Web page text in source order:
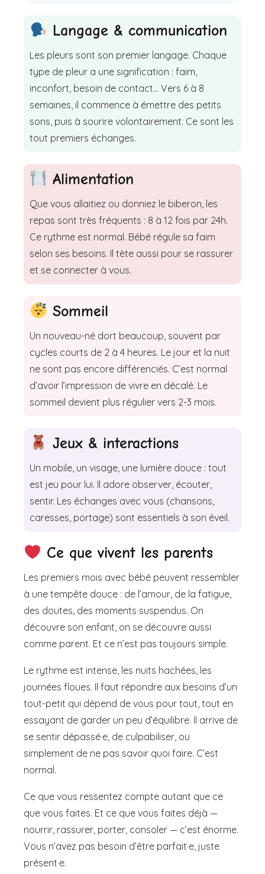
Langage & communication
Les pleurs sont son premier langage. Chaque
type de pleur a une signification : faim,
inconfort, besoin de contact… Vers 6 à 8
semaines, il commence à émettre des petits
sons, puis à sourire volontairement. Ce sont les
tout premiers échanges.
Alimentation
Que vous allaitiez ou donniez le biberon, les
repas sont très fréquents : 8 à 12 fois par 24h.
Ce rythme est normal. Bébé régule sa faim
selon ses besoins. Il tète aussi pour se rassurer
et se connecter à vous.
Jeux & interactions
Un mobile, un visage, une lumière douce : tout
est jeu pour lui. Il adore observer, écouter,
sentir. Les échanges avec vous (chansons,
caresses, portage) sont essentiels à son éveil.
Sommeil
Un nouveau-né dort beaucoup, souvent par
cycles courts de 2 à 4 heures. Le jour et la nuit
ne sont pas encore différenciés. C’est normal
d’avoir l’impression de vivre en décalé. Le
sommeil devient plus régulier vers 2-3 mois.
Ce que vivent les parents
Les premiers mois avec bébé peuvent ressembler
à une tempête douce : de l’amour, de la fatigue,
des doutes, des moments suspendus. On
découvre son enfant, on se découvre aussi
comme parent. Et ce n’est pas toujours simple.
Le rythme est intense, les nuits hachées, les
journées floues. Il faut répondre aux besoins d’un
tout-petit qui dépend de vous pour tout, tout en
essayant de garder un peu d’équilibre. Il arrive de
se sentir dépassé·e, de culpabiliser, ou
simplement de ne pas savoir quoi faire. C’est
normal.
Ce que vous ressentez compte autant que ce
que vous faites. Et ce que vous faites déjà —
nourrir, rassurer, porter, consoler — c’est énorme.
Vous n’avez pas besoin d’être parfait·e, juste
présent·e.